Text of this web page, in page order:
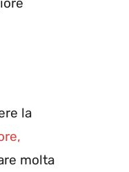
la
molta